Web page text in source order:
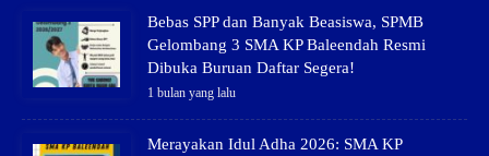
Bebas SPP dan Banyak Beasiswa, SPMB
Gelombang 3 SMA KP Baleendah Resmi
Dibuka Buruan Daftar Segera!
1 bulan yang lalu
Merayakan Idul Adha 2026: SMA KP